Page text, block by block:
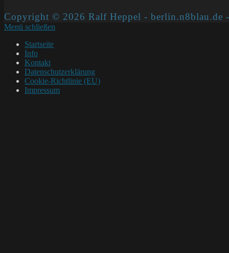
Copyright © 2026 Ralf Heppel - berlin.n8blau.de
Menü schließen
Startseite
Info
Kontakt
Datenschutzerklärung
Cookie-Richtlinie (EU)
Impressum